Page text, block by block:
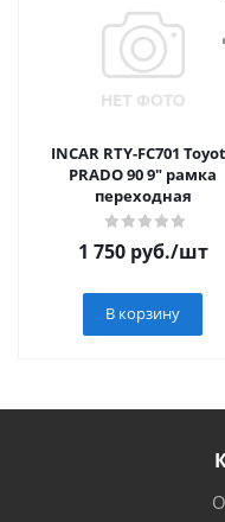
INCAR RTY-FC701
PRADO 90 9" рамка
переходная
1 750руб./шт
В корзину